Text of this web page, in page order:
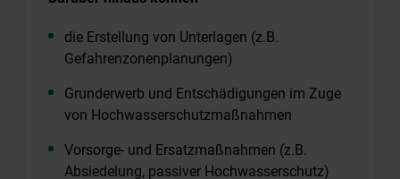
die Erstellung von Unterlagen (z.B.
Gefahrenzonenplanungen)
Grunderwerb und Entschädigungen im Zuge
von Hochwasserschutzmaßnahmen
Vorsorge- und Ersatzmaßnahmen (z.B.
Absiedelung, passiver Hochwasserschutz)